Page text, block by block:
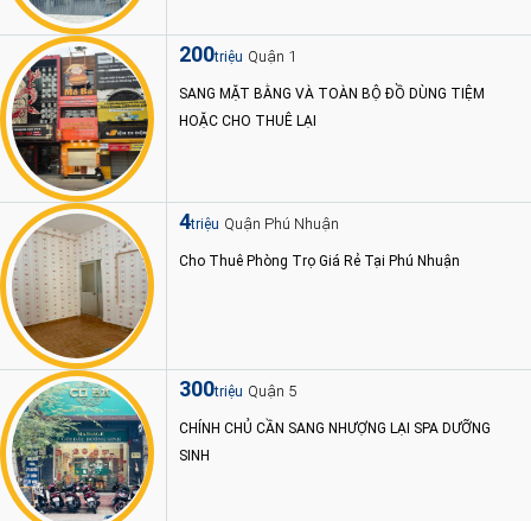
200triệu Quận 1
SANG MẶT BẰNG VÀ TOÀN BỘ ĐỒ DÙNG TIỆM
HOẶC CHO THUÊ LẠI
4triệu Quận Phú Nhuận
Cho Thuê Phòng Trọ Giá Rẻ Tại Phú Nhuận
300triệu Quận 5
CHÍNH CHỦ CẦN SANG NHƯỢNG LẠI SPA DƯỠNG
SINH